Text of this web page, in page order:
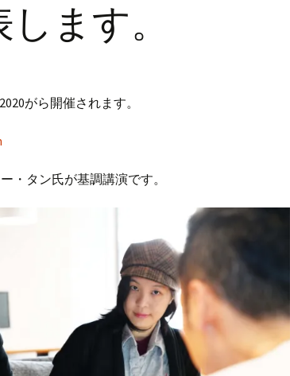
ます。
がら開催されます。
・タン氏が基調講演です。